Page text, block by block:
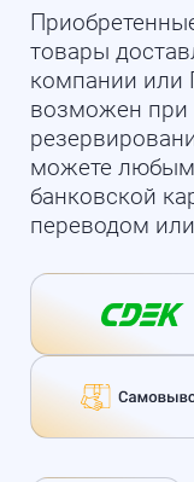
товары
компании или
возможен при
можете любым
банковской
переводом